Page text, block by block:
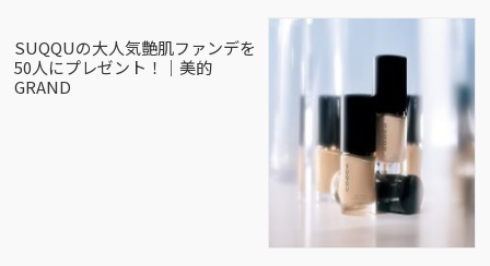
SUQQUの大人気艶肌ファンデを
50人にプレゼント！｜美的
GRAND